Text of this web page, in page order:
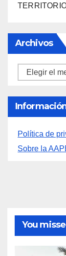
Archivos
Archivos
Política de
Sobre la
You